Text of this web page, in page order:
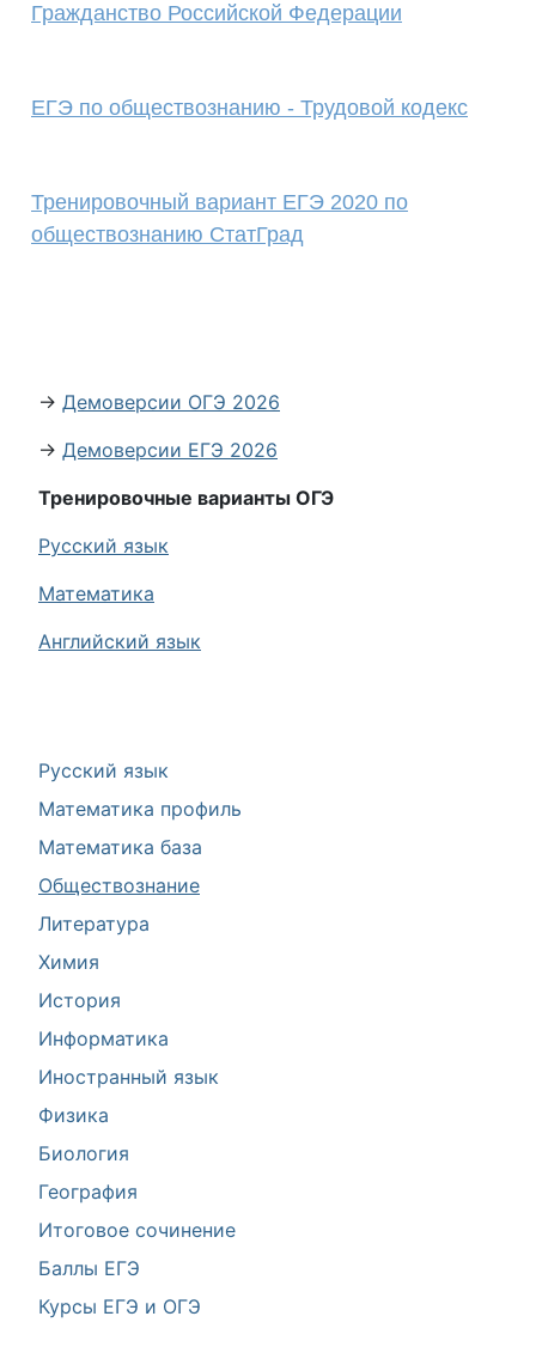
Русский язык
Математика профиль
Математика база
Обществознание
Литература
Химия
История
Информатика
Иностранный язык
Физика
Биология
География
Итоговое сочинение
Баллы ЕГЭ
Курсы ЕГЭ и ОГЭ
Гражданство Российской Федерации
ЕГЭ по обществознанию - Трудовой кодекс
Тренировочный вариант ЕГЭ 2020 по
обществознанию СтатГрад
→ Демоверсии ОГЭ 2026
→ Демоверсии ЕГЭ 2026
Тренировочные варианты ОГЭ
Русский язык
Математика
Английский язык